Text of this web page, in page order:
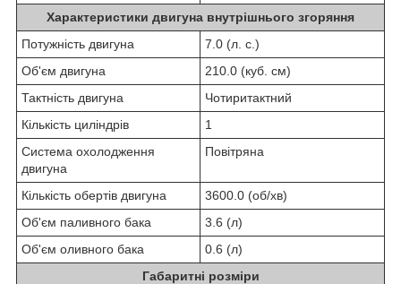
Характеристики двигуна внутрішнього згоряння
Потужність двигуна
7.0 (л. с.)
Об'єм двигуна
210.0 (куб. см)
Тактність двигуна
Чотиритактний
Кількість циліндрів
1
Система охолодження
двигуна
Повітряна
Кількість обертів двигуна
3600.0 (об/хв)
Об'єм паливного бака
3.6 (л)
Об'єм оливного бака
0.6 (л)
Габаритні розміри